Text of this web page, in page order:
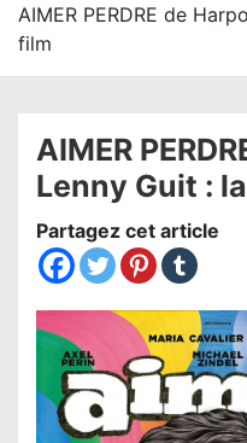
AIMER PERDRE de
film
AIMER
Lenny Guit :
Partagez cet article